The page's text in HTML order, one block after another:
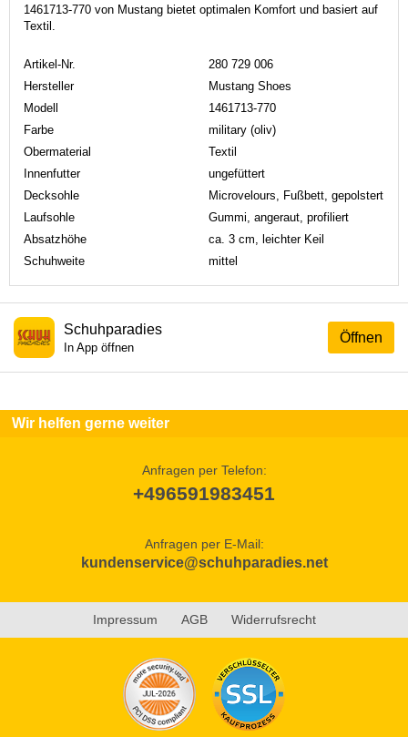
1461713-770 von Mustang bietet optimalen Komfort und basiert auf
Textil.
Artikel-Nr.
280 729 006
Hersteller
Mustang Shoes
Modell
1461713-770
Farbe
military (oliv)
Obermaterial
Textil
Innenfutter
ungefüttert
Decksohle
Microvelours, Fußbett, gepolstert
Laufsohle
Gummi, angeraut, profiliert
Absatzhöhe
ca. 3 cm, leichter Keil
Schuhweite
mittel
Öffnen
Schuhparadies
In App öffnen
Wir helfen gerne weiter
Anfragen per Telefon:
+496591983451
Anfragen per E-Mail:
kundenservice@schuhparadies.net
Impressum AGB Widerrufsrecht